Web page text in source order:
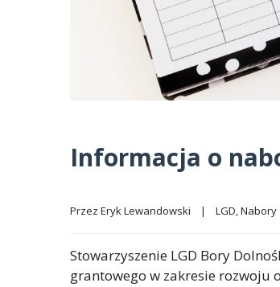
Informacja o
Przez Eryk Lewandowski | LGD, Nabory
Stowarzyszenie LGD Bory
grantowego w zakresie